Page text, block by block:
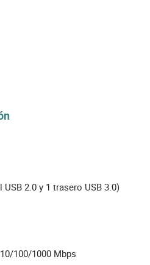
2.0 y 1 trasero USB 3.0)
100/1000 Mbps